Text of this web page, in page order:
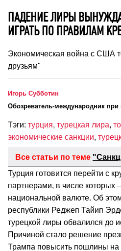
ПАДЕНИЕ ЛИРЫ
ИГРАТЬ ПО ПРАВИЛАМ
Экономическая война с США
друзьям"
Игорь Субботин
Обозреватель-международник при
Тэги: турция, турецкая лира,
экономические санкции,
Все статьи по теме
Турция готовится перейти с
партнерами, в числе которых
национальной валюте. Об
республики Реджеп Тайип
турецкой лиры обвалился до
Причиной стало решение
Трампа повысить пошлины на